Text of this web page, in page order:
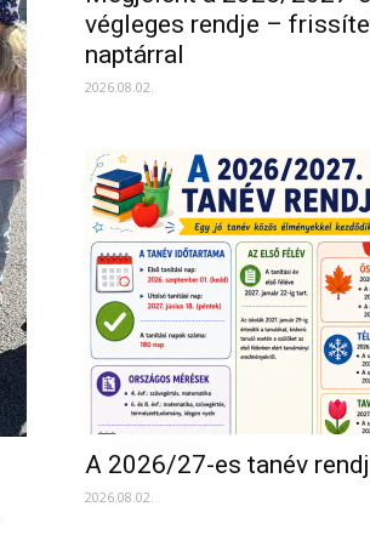
végleges rendje –
naptárral
2026.08.02.
A 2026/27-es tanév
2026.08.02.